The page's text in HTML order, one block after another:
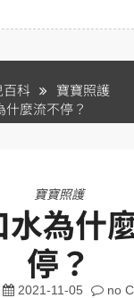
百科
寶寶照護
什麼流不停？
寶寶照護
水為什
停？
2021-11-05 no